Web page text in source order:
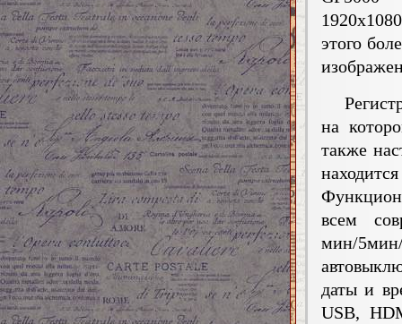
этого
на
также
всем
мин/
даты и
USB,